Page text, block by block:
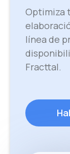
Optimiza
línea de
Fracttal.